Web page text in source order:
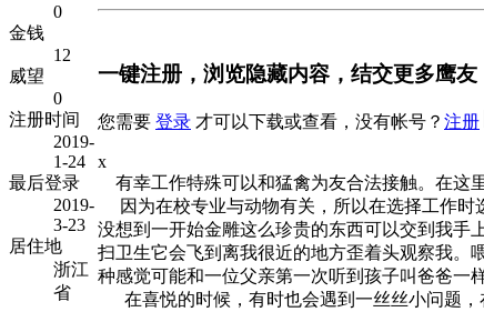
0
金钱
12
威望
0
注册时间
2019-
1-24
最后登录
2019-
3-23
居住地
浙江
省
一键注册，浏览隐藏内容，结交更多鹰友
您需要 登录 才可以下载或查看，没有帐号？ 注册
x
有幸工作特殊可以和猛禽为友合法接触。在这
因为在校专业与动物有关，所以在选择工作时
没想到一开始金雕这么珍贵的东西可以交到我手
扫卫生它会飞到离我很近的地方歪着头观察我。
种感觉可能和一位父亲第一次听到孩子叫爸爸一样
在喜悦的时候，有时也会遇到一丝丝小问题，